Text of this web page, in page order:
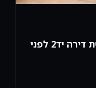
מה לסכם במכירה או רכישת דירה יד2 לפני